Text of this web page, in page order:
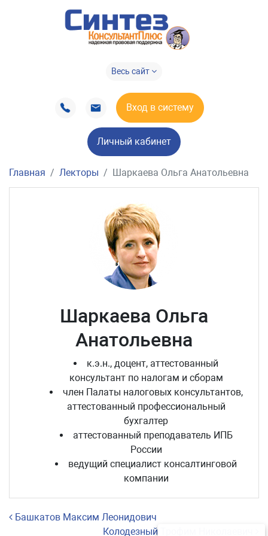
Весь сайт
Вход в систему
Личный кабинет
Главная Лекторы Шаркаева Ольга Анатольевна
Шаркаева Ольга
Анатольевна
к.э.н., доцент, аттестованный
консультант по налогам и сборам
член Палаты налоговых консультантов,
аттестованный профессиональный
бухгалтер
аттестованный преподаватель ИПБ
России
ведущий специалист консалтинговой
компании
Навигация по записям
Башкатов Максим Леонидович
Колодезный Трофим Николаевич